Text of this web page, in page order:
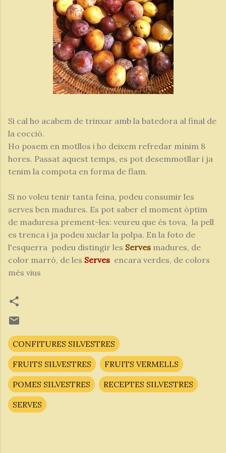
Si cal ho acabem de trinxar amb la batedora al final de
la cocció.
Ho posem en motllos i ho deixem refredar mínim 8
hores. Passat aquest temps, es pot desemmotllar i ja
tenim la compota en forma de flam.
Si no voleu tenir tanta feina, podeu consumir les
serves ben madures. Es pot saber el moment òptim
de maduresa prement-les: veureu que és tova, la pell
es trenca i ja podeu xuclar la polpa. En la foto de
l'esquerra podeu distingir les Serves madures, de
color marró, de les Serves encara verdes, de colors
més vius
CONFITURES SILVESTRES
FRUITS SILVESTRES
FRUITS VERMELLS
POMES SILVESTRES
RECEPTES SILVESTRES
SERVES